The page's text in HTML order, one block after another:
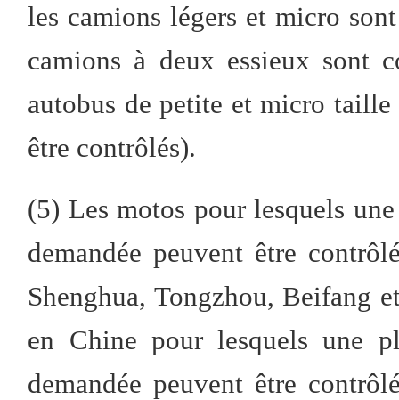
les camions légers et micro
camions à deux essieux sont
autobus de petite et micro
être contrôlés).
(5) Les motos pour lesquels
demandée peuvent être
Shenghua, Tongzhou, Beifang
en Chine pour lesquels une
demandée peuvent être